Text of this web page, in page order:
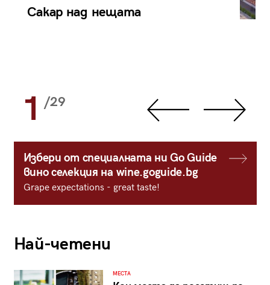
Сакар над нещата
1 /29
Избери от специалната ни Go Guide
вино селекция на wine.goguide.bg
Grape expectations - great taste!
Най-четени
МЕСТА